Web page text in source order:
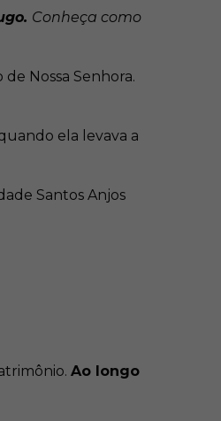
Conheça como
Nossa Senhora.
ela levava a
Santos Anjos
Ao longo